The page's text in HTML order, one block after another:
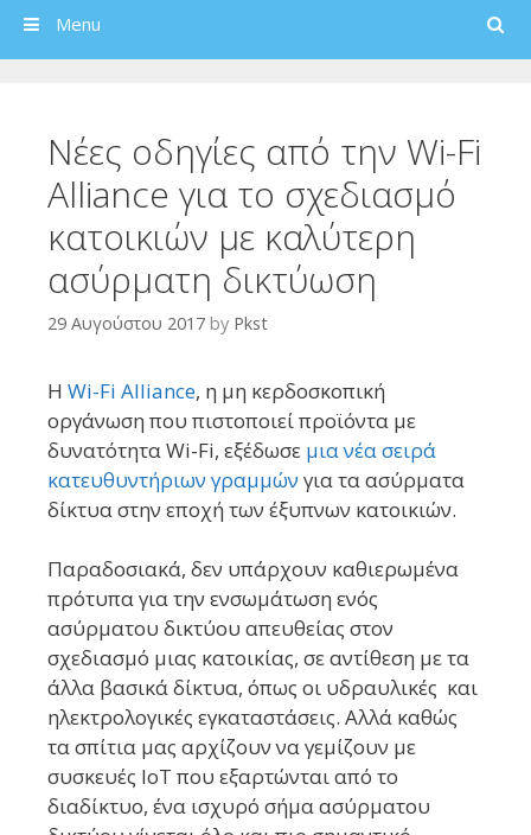
Search
Menu
Νέες οδηγίες από την Wi-Fi
Alliance για το σχεδιασμό
κατοικιών με καλύτερη
ασύρματη δικτύωση
29 Αυγούστου 2017 by Pkst
Η Wi-Fi Alliance, η μη κερδοσκοπική
οργάνωση που πιστοποιεί προϊόντα με
δυνατότητα Wi-Fi, εξέδωσε μια νέα σειρά
κατευθυντήριων γραμμών για τα ασύρματα
δίκτυα στην εποχή των έξυπνων κατοικιών.
Παραδοσιακά, δεν υπάρχουν καθιερωμένα
πρότυπα για την ενσωμάτωση ενός
ασύρματου δικτύου απευθείας στον
σχεδιασμό μιας κατοικίας, σε αντίθεση με τα
άλλα βασικά δίκτυα, όπως οι υδραυλικές και
ηλεκτρολογικές εγκαταστάσεις. Αλλά καθώς
τα σπίτια μας αρχίζουν να γεμίζουν με
συσκευές IoT που εξαρτώνται από το
διαδίκτυο, ένα ισχυρό σήμα ασύρματου